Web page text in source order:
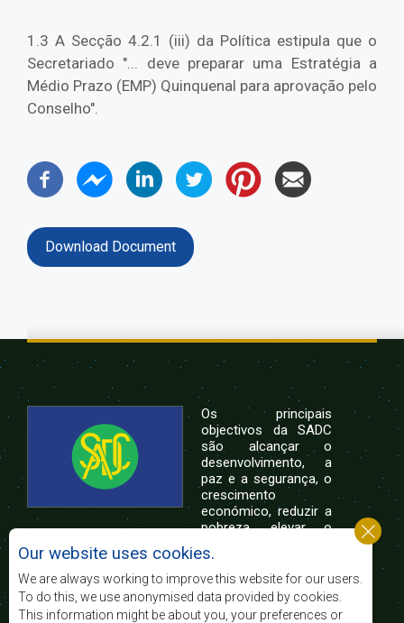
1.3 A Secção 4.2.1 (iii) da Política estipula que o
Secretariado "... deve preparar uma Estratégia a
Médio Prazo (EMP) Quinquenal para aprovação pelo
Conselho".
Download Document
Os principais
objectivos da SADC
são alcançar o
desenvolvimento, a
paz e a segurança, o
crescimento
económico, reduzir a
pobreza, elevar o
nível e a qualidade de vida das populações da
África Austral, e apoiar as camadas sociais
desfavorecidas mediante a integração regional,
assente nos princípios democráticos e no
desenvolvimento equitativo e sustentável.
Our website uses cookies.
We are always working to improve this website for our users.
To do this, we use anonymised data provided by cookies.
This information might be about you, your preferences or